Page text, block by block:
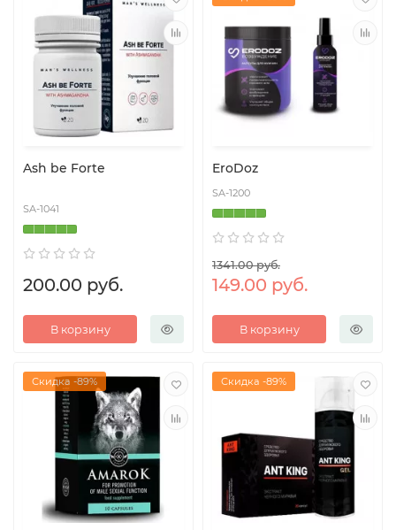
Ash be Forte
SA-1041
200.00 руб.
В корзину
EroDoz
SA-1200
1341.00 руб.
149.00 руб.
В корзину
Скидка -89% Скидка -89%